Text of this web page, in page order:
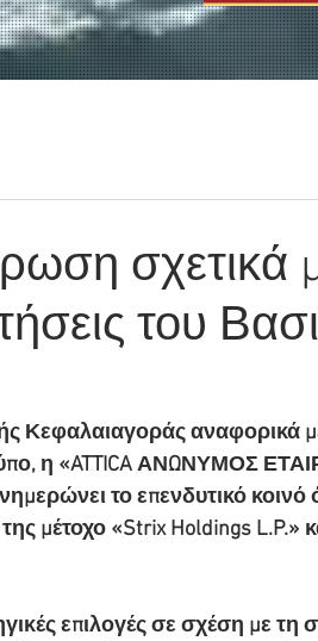
σχετικά
του
Κεφαλαιαγοράς αναφορικά
η «ATTICA ΑΝΩΝΥΜΟΣ
το επενδυτικό κοινό
μέτοχο «Strix Holdings L.P.»
επιλογές σε σχέση με τη